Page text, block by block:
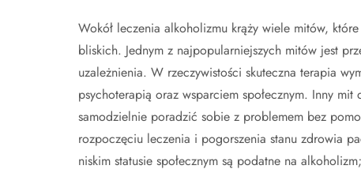
Wokół leczenia alkoholizmu krąży wiele mitów,
bliskich. Jednym z najpopularniejszych mitów jest
uzależnienia. W rzeczywistości skuteczna terapia
psychoterapią oraz wsparciem społecznym. Inny
samodzielnie poradzić sobie z problemem bez
rozpoczęciu leczenia i pogorszenia stanu zdrowia
niskim statusie społecznym są podatne na